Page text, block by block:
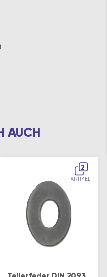
AUCH
2
ARTIKEL